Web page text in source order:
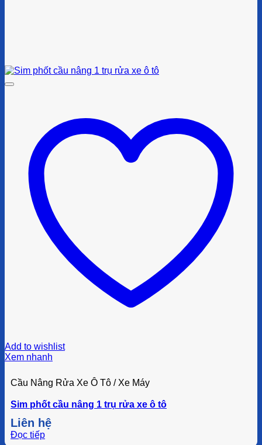
Add to wishlist
Xem nhanh
Cầu Nâng Rửa Xe Ô Tô / Xe Máy
Sim phốt cầu nâng 1 trụ rửa xe ô tô
Liên hệ
Đọc tiếp